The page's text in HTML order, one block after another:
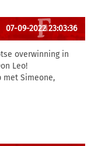
07-09-2022 23:03:36
overwinning in
Leo!
met Simeone,